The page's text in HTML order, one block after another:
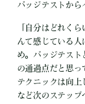
バッジテストから
「自分はどれく
んて感じている人
め。バッジテスト
の通過点だと思っ
テクニックは向上
など次のステップ